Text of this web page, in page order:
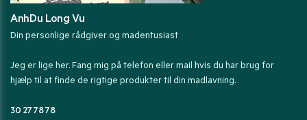
AnhDu Long Vu
Din personlige rådgiver og madentusiast
Jeg er lige her. Fang mig på telefon eller mail hvis du har brug for
hjælp til at finde de rigtige produkter til din madlavning.
30 27 78 78